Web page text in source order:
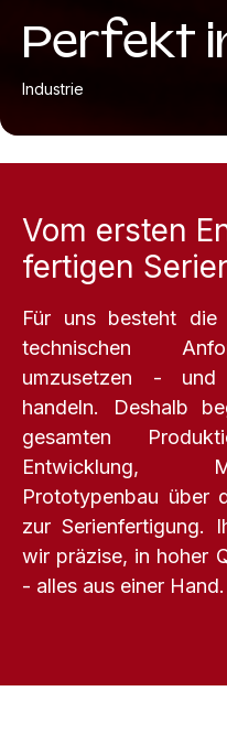
Perfekt
Industrie
Vom ersten
Für uns besteht
technischen
umzusetzen -
handeln. Deshalb
gesamten
Entwicklung,
Prototypenbau über
zur Serienfertigung.
wir präzise, in hoher
- alles aus einer Hand.